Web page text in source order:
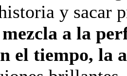
y sacar
a la
el tiempo, la